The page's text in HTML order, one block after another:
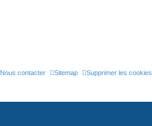
Supprimer les cookies
Sitemap
Nous contacter